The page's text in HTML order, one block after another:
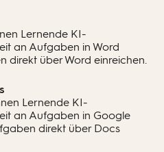
Lernende KI-
an Aufgaben in Word
direkt über Word einreichen.
Lernende KI-
an Aufgaben in Google
direkt über Docs